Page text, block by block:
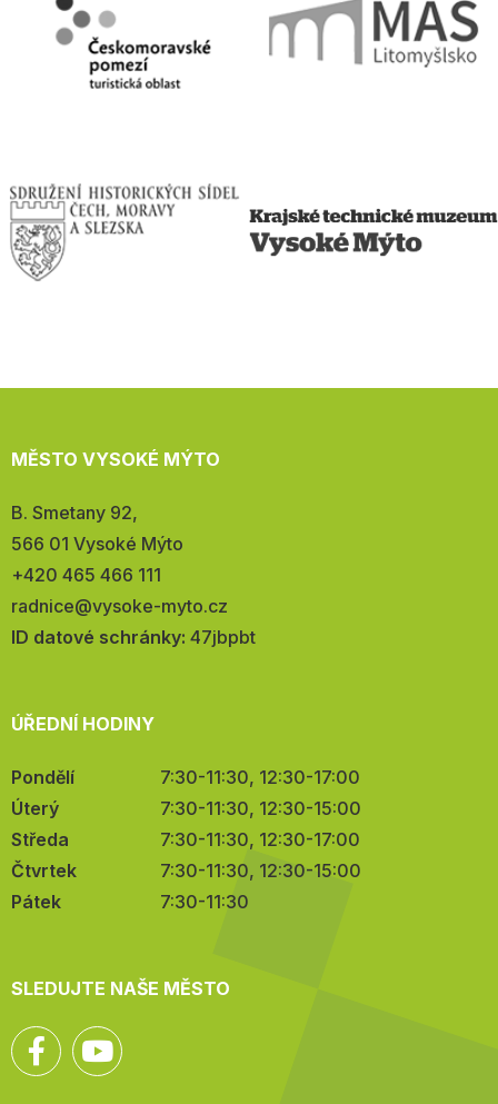
MĚSTO VYSOKÉ MÝTO
Adresa:
B. Smetany 92,
566 01 Vysoké Mýto
Telefon:
+420 465 466 111
E-
mail:
radnice@vysoke-myto.cz
ID datové schránky: 47jbpbt
ÚŘEDNÍ HODINY
Pondělí
7:30-11:30, 12:30-17:00
Úterý
7:30-11:30, 12:30-15:00
Středa
7:30-11:30, 12:30-17:00
Čtvrtek
7:30-11:30, 12:30-15:00
Pátek
7:30-11:30
SLEDUJTE NAŠE MĚSTO
Facebook